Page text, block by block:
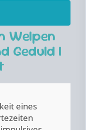
Welpen
Geduld |
eines